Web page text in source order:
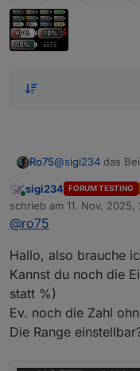
Ro75@sigi234 das
Ro75.
Online
sigi234 FORUM TESTING
schrieb am 11. Nov. 2025,
zuletzt editiert von
@ro75
Hallo, also brauche
Kannst du noch die
statt %)
Ev. noch die Zahl
Die Range